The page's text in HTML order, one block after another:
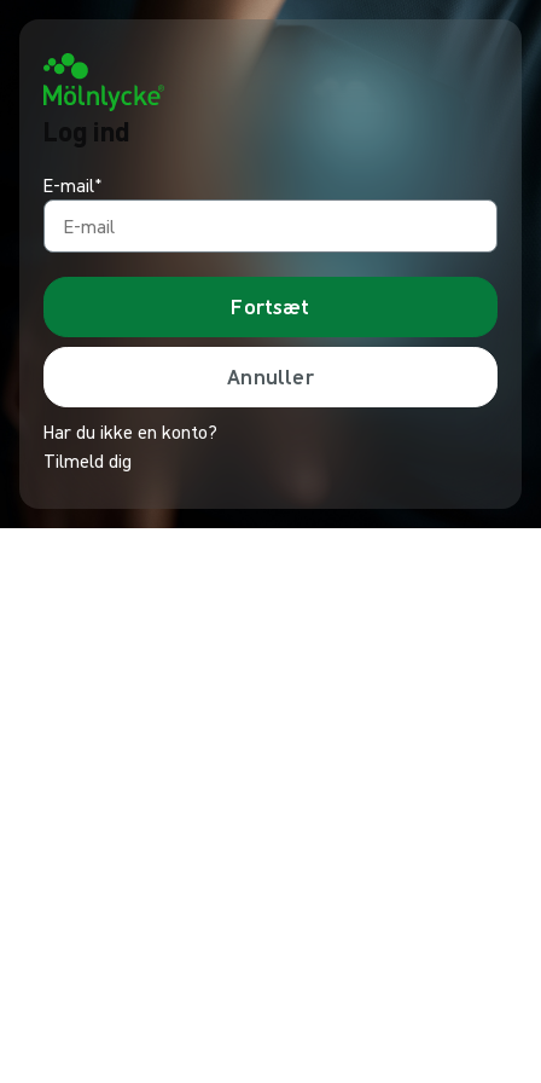
Log ind
E-mail*
Fortsæt
Annuller
Har du ikke en konto?
Tilmeld dig